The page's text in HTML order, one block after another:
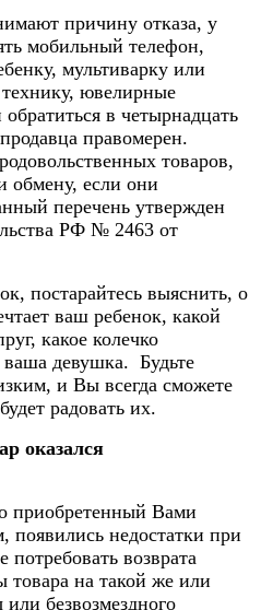
причину отказа, у
мобильный телефон,
мультиварку или
ювелирные
в четырнадцать
правомерен.
товаров,
обмену, если они
перечень утвержден
РФ № 2463 от
постарайтесь выяснить, о
ваш ребенок, какой
какое колечко
ваша девушка. Будьте
и Вы всегда сможете
радовать их.
оказался
приобретенный Вами
появились недостатки при
возврата
товара на такой же или
безвозмездного